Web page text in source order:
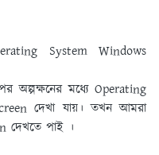
System Windows
অল্পক্ষনের মধ্যে Operating
দেখা যায়। তখন আমরা
দেখতে পাই ।